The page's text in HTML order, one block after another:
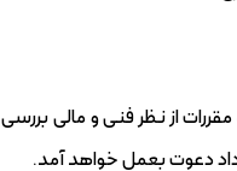
مقررات از نظر فنی و
دعوت بعمل خواهد آمد.